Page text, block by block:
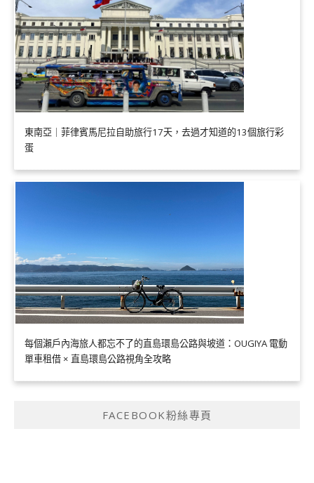
東南亞｜菲律賓馬尼拉自助旅行17天，去過才知道的13個旅行彩
蛋
每個瀨戶內海旅人都忘不了的直島環島公路與坡道：OUGIYA 電動
單車租借 × 直島環島公路視角全攻略
FACEBOOK粉絲專頁